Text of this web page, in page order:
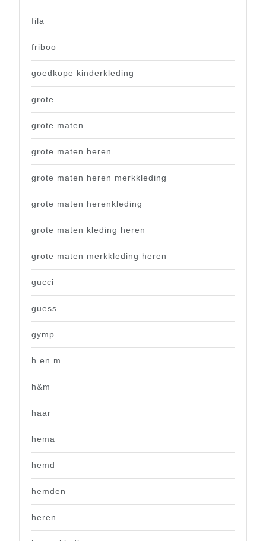
fila
friboo
goedkope kinderkleding
grote
grote maten
grote maten heren
grote maten heren merkkleding
grote maten herenkleding
grote maten kleding heren
grote maten merkkleding heren
gucci
guess
gymp
h en m
h&m
haar
hema
hemd
hemden
heren